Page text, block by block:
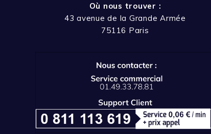
Où nous trouver :
43 avenue de la Grande Armée
75116 Paris